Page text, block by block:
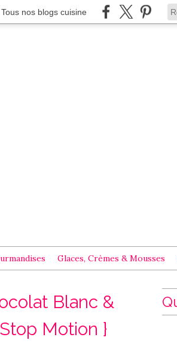
Tous nos blogs cuisine
Glaces, Crèmes & Mousses
Blanc &
Motion }